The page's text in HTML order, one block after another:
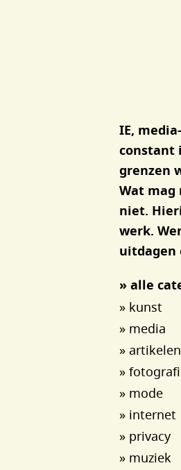
IE,
constant
grenzen
Wat mag
niet.
werk.
uitdagen
» alle
» kunst
» media
» artikelen
»
» mode
» internet
» privacy
» muziek